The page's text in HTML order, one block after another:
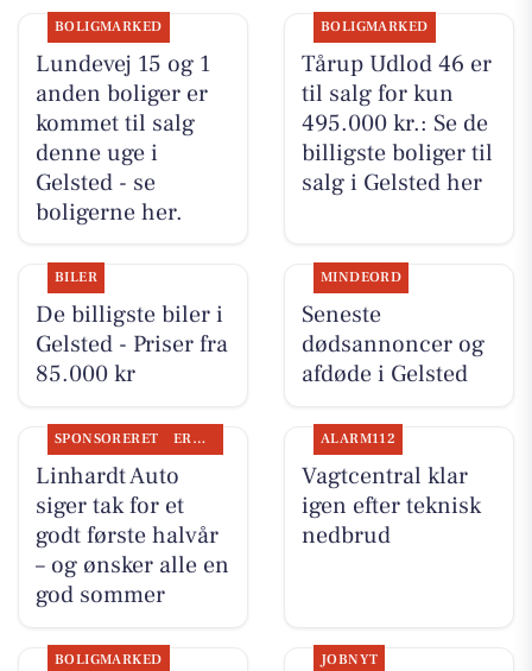
BOLIGMARKED
Lundevej 15 og 1
anden boliger er
kommet til salg
denne uge i
Gelsted - se
boligerne her.
BOLIGMARKED
Tårup Udlod 46 er
til salg for kun
495.000 kr.: Se de
billigste boliger til
salg i Gelsted her
BILER
De billigste biler i
Gelsted - Priser fra
85.000 kr
MINDEORD
Seneste
dødsannoncer og
afdøde i Gelsted
SPONSORERET ERHVERV
Linhardt Auto
siger tak for et
godt første halvår
– og ønsker alle en
god sommer
ALARM112
Vagtcentral klar
igen efter teknisk
nedbrud
BOLIGMARKED JOBNYT